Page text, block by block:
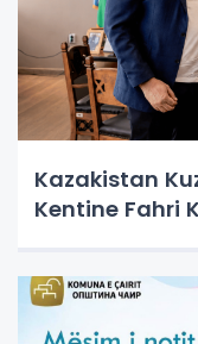
Kazakistan
Kentine Fahri